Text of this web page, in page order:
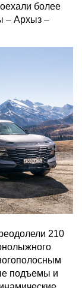
более
– Архыз –
210
подъемы и